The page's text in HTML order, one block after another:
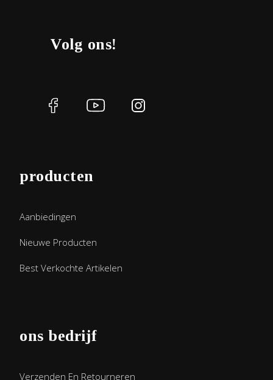
Volg ons!
producten
Aanbiedingen
Nieuwe Producten
Best Verkochte Artikelen
ons bedrijf
Verzenden En Retourneren